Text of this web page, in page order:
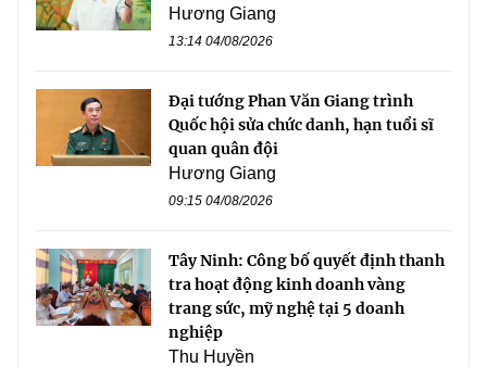
Hương Giang
13:14 04/08/2026
Đại tướng Phan Văn Giang trình
Quốc hội sửa chức danh, hạn tuổi sĩ
quan quân đội
Hương Giang
09:15 04/08/2026
Tây Ninh: Công bố quyết định thanh
tra hoạt động kinh doanh vàng
trang sức, mỹ nghệ tại 5 doanh
nghiệp
Thu Huyền